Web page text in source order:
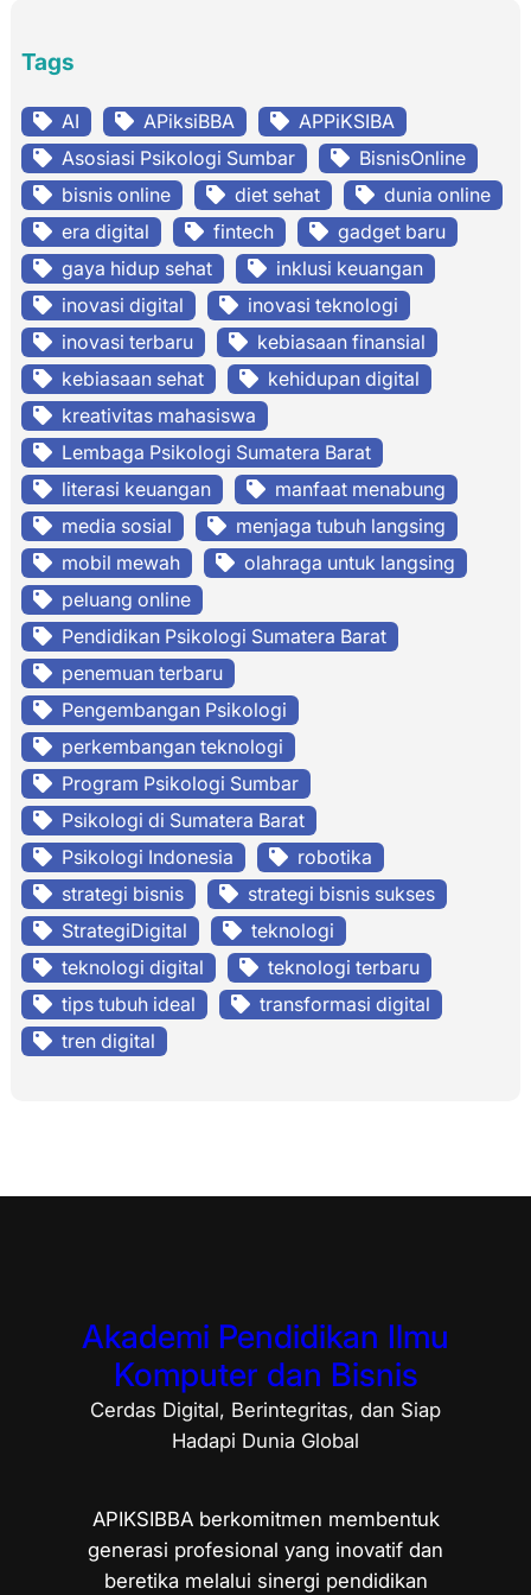
Tags
AI APiksiBBA
APPiKSIBA
Asosiasi Psikologi Sumbar
BisnisOnline
bisnis online
diet sehat
dunia online
era digital
fintech
gadget baru
gaya hidup sehat
inklusi keuangan
inovasi digital
inovasi teknologi
inovasi terbaru
kebiasaan finansial
kebiasaan sehat
kehidupan digital
kreativitas mahasiswa
Lembaga Psikologi Sumatera Barat
literasi keuangan
manfaat menabung
media sosial
menjaga tubuh langsing
mobil mewah
olahraga untuk langsing
peluang online
Pendidikan Psikologi Sumatera Barat
penemuan terbaru
Pengembangan Psikologi
perkembangan teknologi
Program Psikologi Sumbar
Psikologi di Sumatera Barat
Psikologi Indonesia
robotika
strategi bisnis
strategi bisnis sukses
StrategiDigital
teknologi
teknologi digital
teknologi terbaru
tips tubuh ideal
transformasi digital
tren digital
Akademi Pendidikan Ilmu
Komputer dan Bisnis
Cerdas Digital, Berintegritas, dan Siap
Hadapi Dunia Global
APIKSIBBA berkomitmen membentuk
generasi profesional yang inovatif dan
beretika melalui sinergi pendidikan